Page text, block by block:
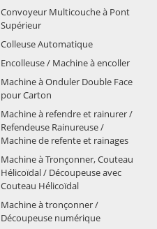
Convoyeur Multicouche à Pont
Supérieur
Colleuse Automatique
Encolleuse / Machine à encoller
Machine à Onduler Double Face
pour Carton
Machine à refendre et rainurer /
Refendeuse Rainureuse /
Machine de refente et rainages
Machine à Tronçonner, Couteau
Hélicoïdal / Découpeuse avec
Couteau Hélicoïdal
Machine à tronçonner /
Découpeuse numérique